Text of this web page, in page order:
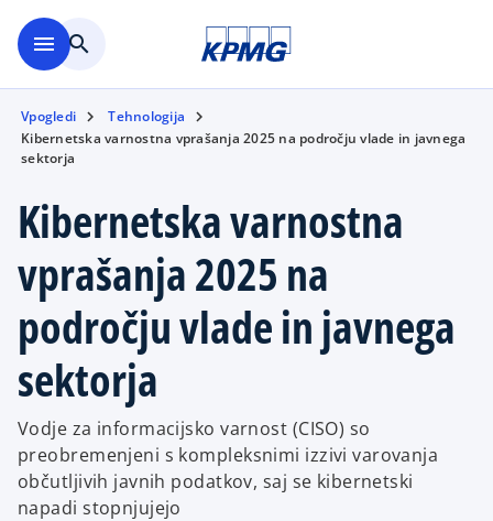
menu search
Vpogledi
Tehnologija
Kibernetska varnostna vprašanja 2025 na področju vlade in javnega
sektorja
Kibernetska varnostna
vprašanja 2025 na
področju vlade in javnega
sektorja
Vodje za informacijsko varnost (CISO) so
preobremenjeni s kompleksnimi izzivi varovanja
občutljivih javnih podatkov, saj se kibernetski
napadi stopnjujejo